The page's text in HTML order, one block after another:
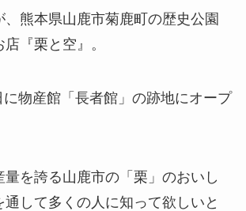
熊本県山鹿市菊鹿町の歴史公園
『栗と空』。
物産館「長者館」の跡地にオープ
を誇る山鹿市の「栗」のおいし
通して多くの人に知って欲しいと